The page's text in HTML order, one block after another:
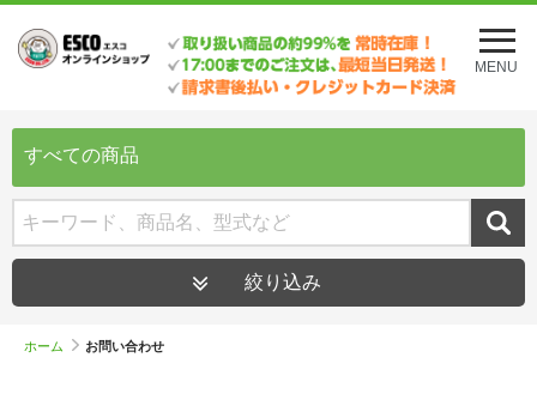
メ
ニ
ュ
を
MENU
すべての商品
絞り込み
ホーム お問い合わせ